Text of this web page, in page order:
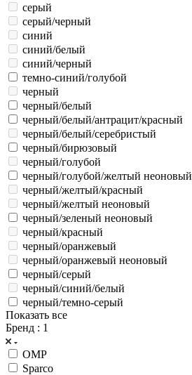
серый
серый/черный
синий
синий/белый
синий/черный
темно-синий/голубой
черный
черный/белый
черный/белый/антрацит/красный
черный/белый/серебристый
черный/бирюзовый
черный/голубой
черный/голубой/желтый неоновый
черный/желтый/красный
черный/желтый неоновый
черный/зеленый неоновый
черный/красный
черный/оранжевый
черный/оранжевый неоновый
черный/серый
черный/синий/белый
черный/темно-серый
Показать все
Бренд : 1
OMP
Sparco